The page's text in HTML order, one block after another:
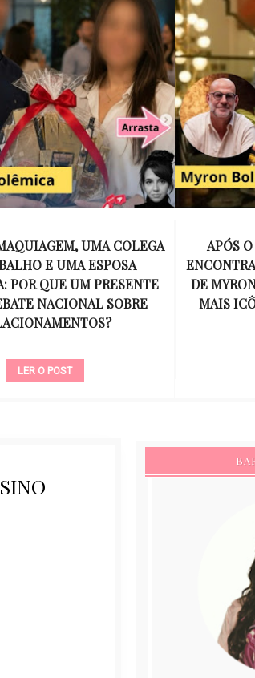
DE EU VOU TE
NETFLIX ANUNCIA SÉRIE
O PERSONAGEM
DE HARLAN COBEN
15 ANOS
MÚSICA